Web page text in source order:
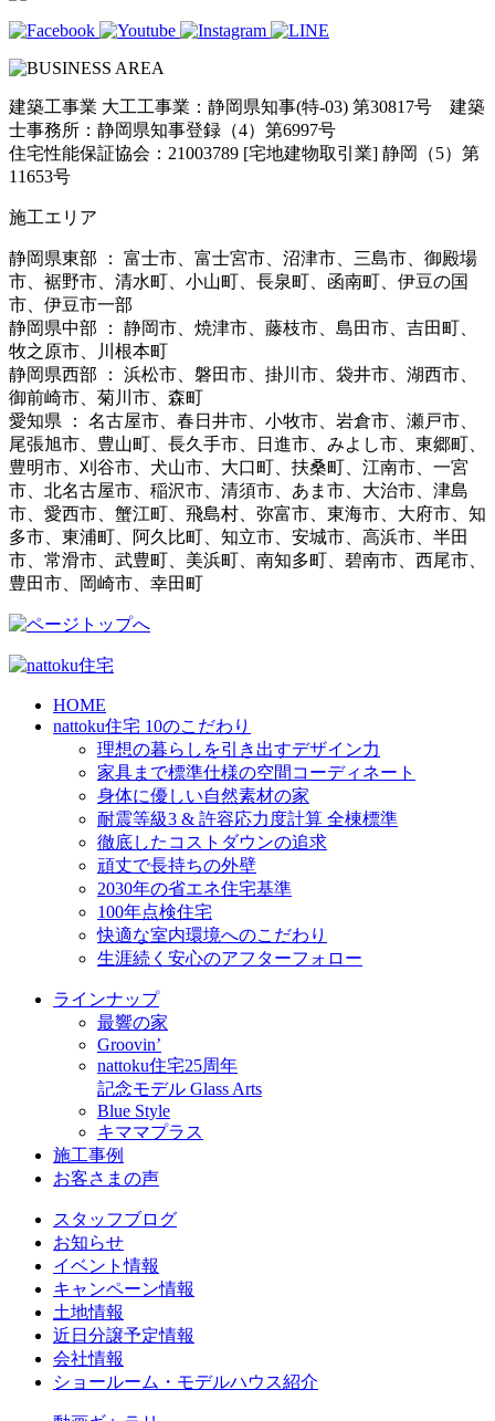
建築工事業 大工工事業：静岡県知事(特-03) 第30817号 建築
士事務所：静岡県知事登録（4）第6997号
住宅性能保証協会：21003789 [宅地建物取引業] 静岡（5）第
11653号
施工エリア
静岡県東部 ： 富士市、富士宮市、沼津市、三島市、御殿場
市、裾野市、清水町、小山町、長泉町、函南町、伊豆の国
市、伊豆市一部
静岡県中部 ： 静岡市、焼津市、藤枝市、島田市、吉田町、
牧之原市、川根本町
静岡県西部 ： 浜松市、磐田市、掛川市、袋井市、湖西市、
御前崎市、菊川市、森町
愛知県 ： 名古屋市、春日井市、小牧市、岩倉市、瀬戸市、
尾張旭市、豊山町、長久手市、日進市、みよし市、東郷町、
豊明市、刈谷市、犬山市、大口町、扶桑町、江南市、一宮
市、北名古屋市、稲沢市、清須市、あま市、大治市、津島
市、愛西市、蟹江町、飛島村、弥富市、東海市、大府市、知
多市、東浦町、阿久比町、知立市、安城市、高浜市、半田
市、常滑市、武豊町、美浜町、南知多町、碧南市、西尾市、
豊田市、岡崎市、幸田町
HOME
nattoku住宅 10のこだわり
理想の暮らしを引き出すデザイン力
家具まで標準仕様の空間コーディネート
身体に優しい自然素材の家
耐震等級3 & 許容応力度計算 全棟標準
徹底したコストダウンの追求
頑丈で長持ちの外壁
2030年の省エネ住宅基準
100年点検住宅
快適な室内環境へのこだわり
生涯続く安心のアフターフォロー
ラインナップ
最響の家
Groovin’
nattoku住宅25周年
記念モデル Glass Arts
Blue Style
キママプラス
施工事例
お客さまの声
スタッフブログ
お知らせ
イベント情報
キャンペーン情報
土地情報
近日分譲予定情報
会社情報
ショールーム・モデルハウス紹介